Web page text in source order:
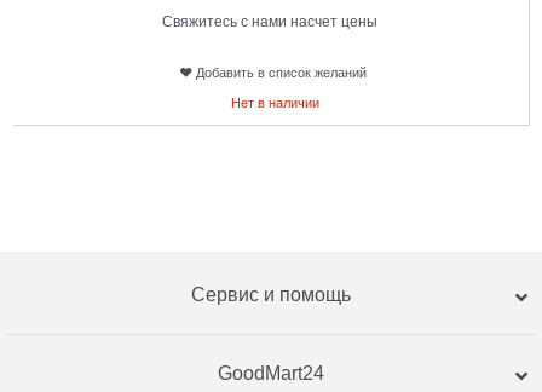
Свяжитесь с нами насчет цены
Добавить в список желаний
Нет в наличии
Сервис и помощь
GoodMart24